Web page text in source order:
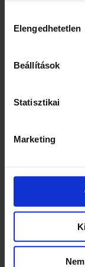
kiválasztása
Elengedhetetlen
Beállítások
Statisztikai
Marketing
Kapcsolódó
Mása
6300